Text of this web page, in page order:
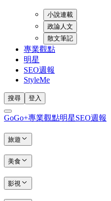
小說連載
政論人文
散文筆記
專業觀點
明星
SEO週報
StyleMe
搜尋 登入
GoGo+專業觀點明星SEO週報
旅遊
美食
影視